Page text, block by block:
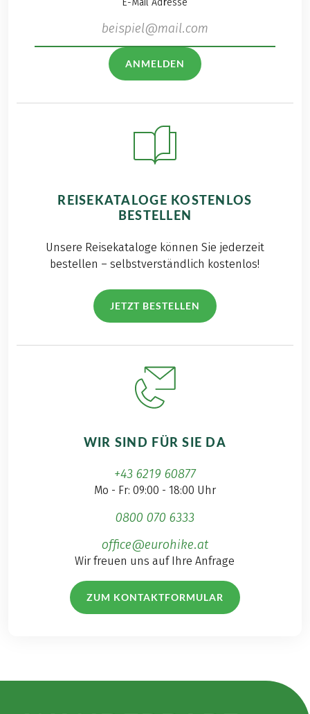
ANMELDEN
REISEKATALOGE KOSTENLOS
BESTELLEN
Unsere Reisekataloge können Sie jederzeit
bestellen – selbstverständlich kostenlos!
JETZT BESTELLEN
WIR SIND FÜR SIE DA
+43 6219 60877
Mo - Fr: 09:00 - 18:00 Uhr
0800 070 6333
office@eurohike.at
Wir freuen uns auf Ihre Anfrage
ZUM KONTAKTFORMULAR